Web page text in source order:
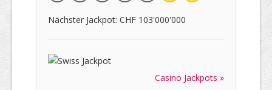
Nächster Jackpot: CHF 103'000'000
Casino Jackpots »